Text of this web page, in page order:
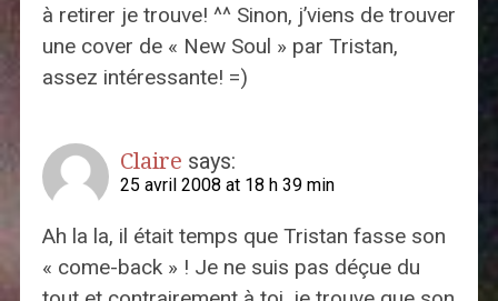
à retirer je trouve! ^^ Sinon, j’viens de trouver
une cover de « New Soul » par Tristan,
assez intéressante! =)
Claire says:
25 avril 2008 at 18 h 39 min
Ah la la, il était temps que Tristan fasse son
« come-back » ! Je ne suis pas déçue du